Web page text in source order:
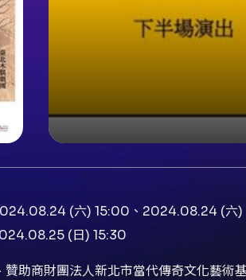
(六) 15:00、2024.08.24 (六)
(日) 15:30
助商財團法人新北市當代傳奇文化藝術